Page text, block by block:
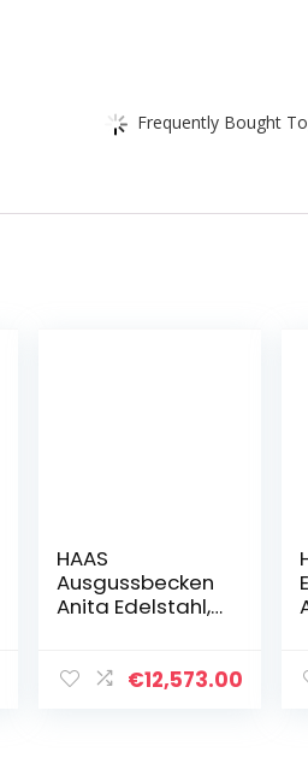
Frequently Bought
HAAS
Ausgussbecken
Anita Edelstahl,
€12,573.00